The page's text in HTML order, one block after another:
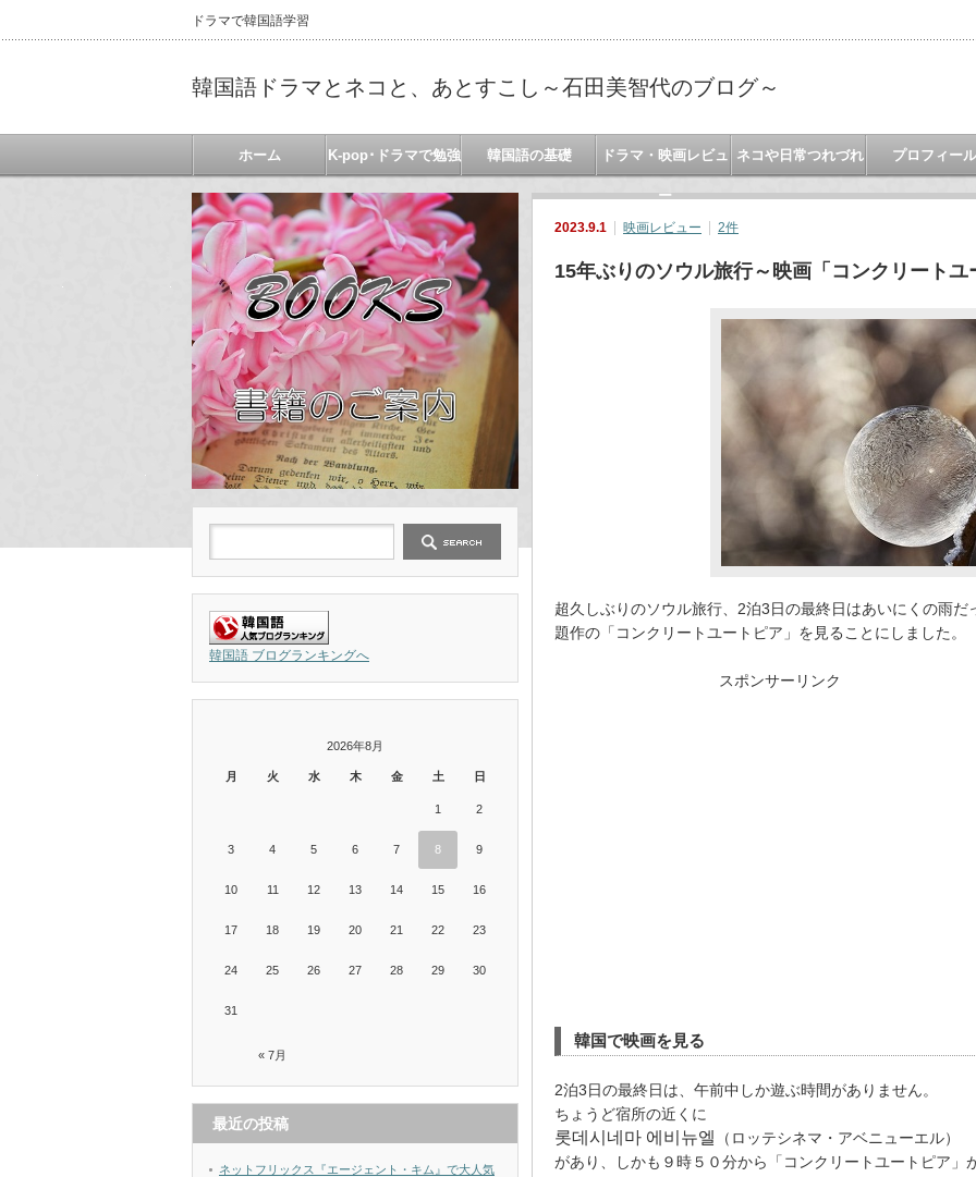
ドラマで韓国語学習
韓国語ドラマとネコと、あとすこし～石田美智代のブログ～
ホーム K-pop･ドラマで勉強 韓国語の基礎 ドラマ・映画レビュ
ー
ネコや日常つれづれ プロフィール
2023.9.1 映画レビュー 2件
15年ぶりのソウル旅行～映画「コンクリートユ
超久しぶりのソウル旅行、2泊3日の最終日はあいにくの雨
題作の「コンクリートユートピア」を見ることにしました。
スポンサーリンク
韓国で映画を見る
2泊3日の最終日は、午前中しか遊ぶ時間がありません。
ちょうど宿所の近くに
롯데시네마 에비뉴엘
（ロッテシネマ・アベニューエル）
があり、しかも９時５０分から「コンクリートユートピア」
韓国語 ブログランキングへ
2026年8月
月 火 水 木 金 土 日
« 7月
1 2
3 4 5 6 7 8 9
10 11 12 13 14 15 16
17 18 19 20 21 22 23
24 25 26 27 28 29 30
31
最近の投稿
ネットフリックス『エージェント・キム』で大人気